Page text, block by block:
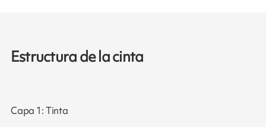
Estructura de la cinta
Capa 1: Tinta